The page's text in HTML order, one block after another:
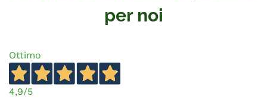
per noi
Ottimo
4,9/5